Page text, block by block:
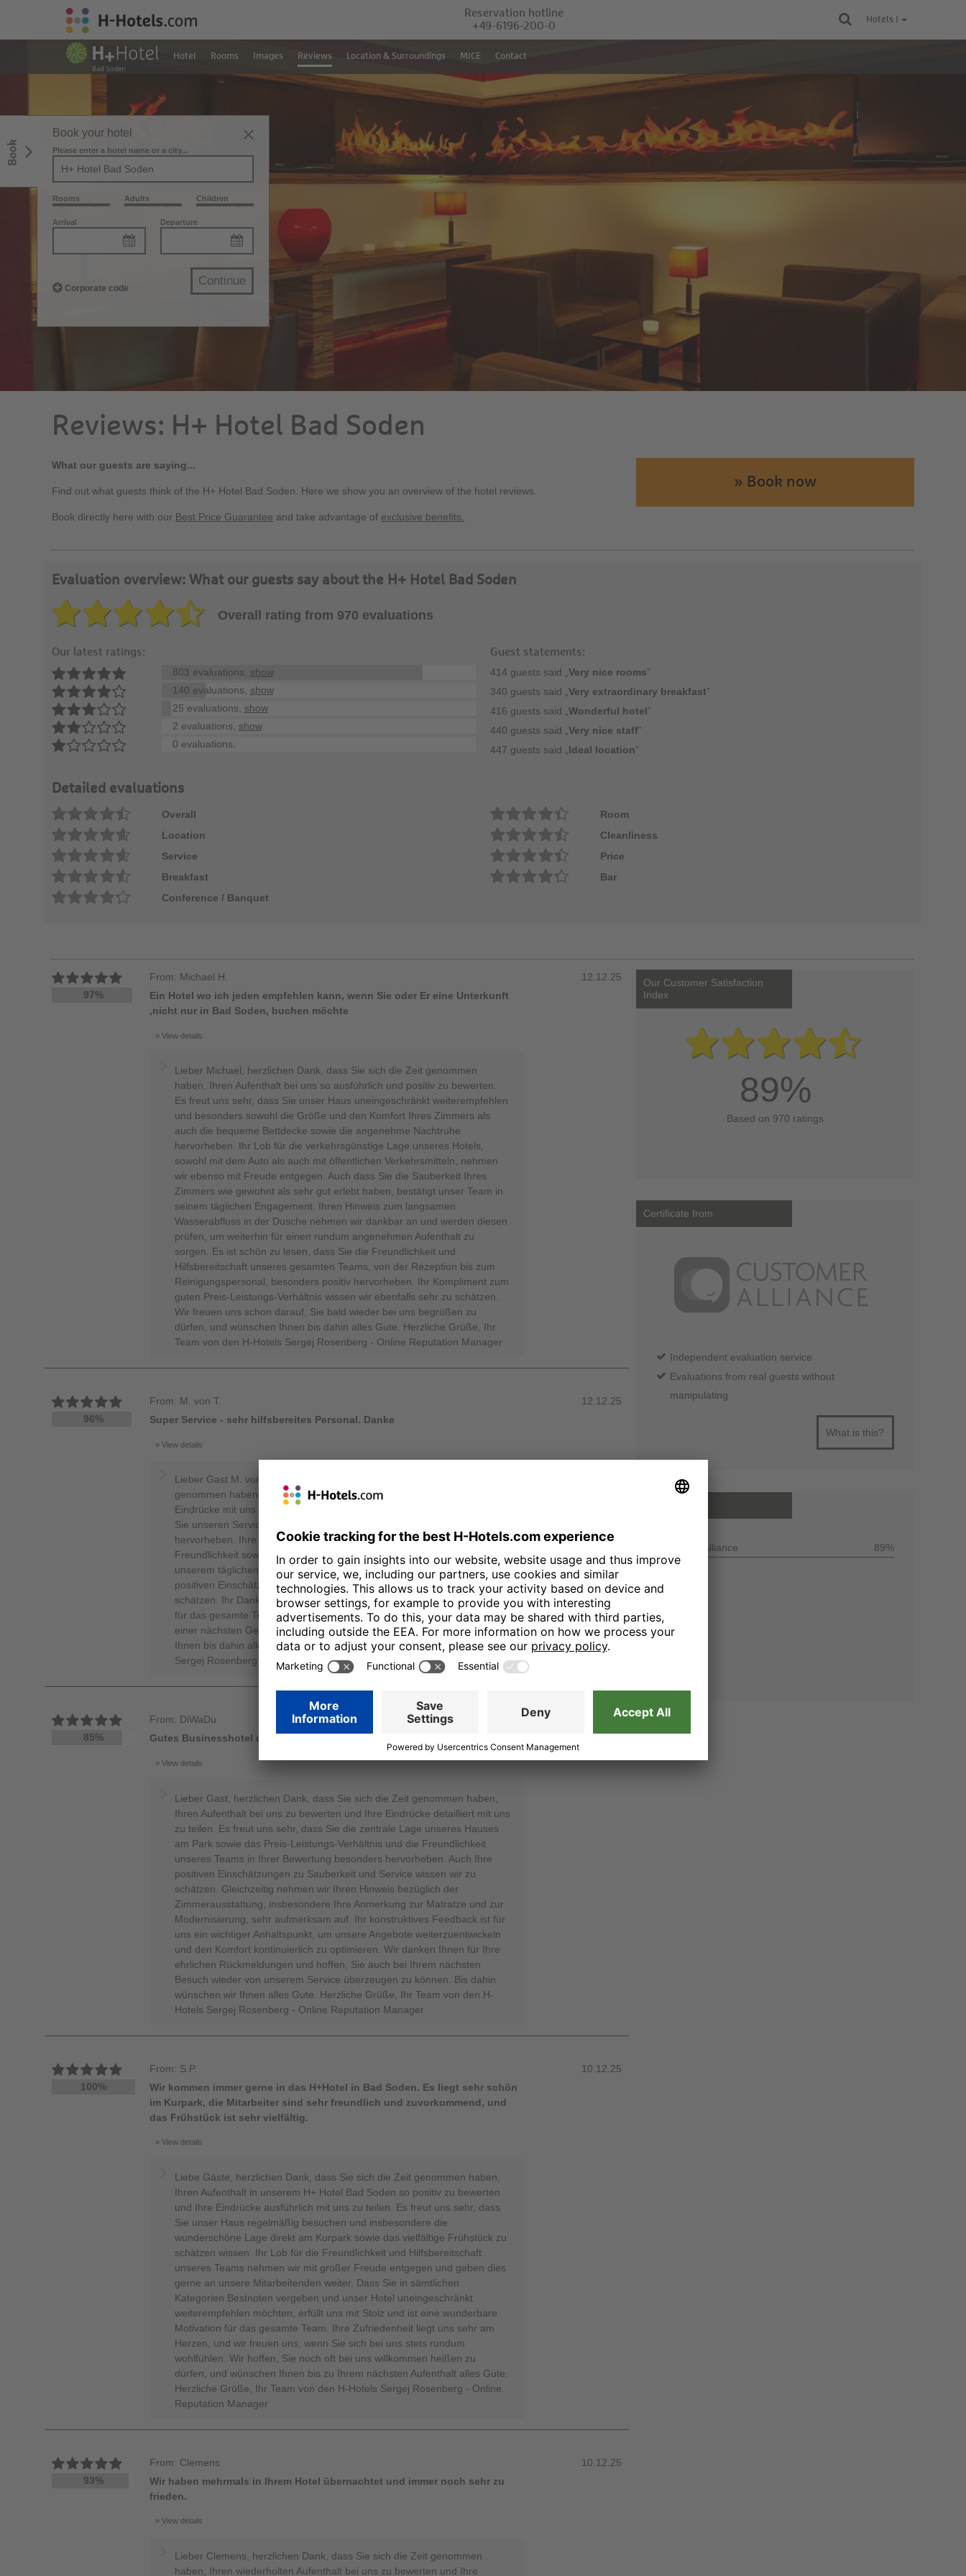
Reservation hotline
+49-6196-200-0
Hotels |
Hotel Rooms Images Reviews Location & Surroundings MICE Contact
Book
Book your hotel
Please enter a hotel name or a city...
Rooms Adults Children
Arrival Departure
Corporate code
Continue
Reviews: H+ Hotel Bad Soden
What our guests are saying...
Find out what guests think of the H+ Hotel Bad Soden. Here we show you an overview of the hotel reviews.
Book directly here with our Best Price Guarantee and take advantage of exclusive benefits.
» Book now
Evaluation overview: What our guests say about the H+ Hotel Bad Soden
Overall rating from 970 evaluations
Our latest ratings:
803 evaluations, show
140 evaluations, show
25 evaluations, show
2 evaluations, show
0 evaluations,
Guest statements:
414 guests said „ Very nice rooms”
340 guests said „ Very extraordinary breakfast”
416 guests said „ Wonderful hotel”
440 guests said „ Very nice staff”
447 guests said „ Ideal location”
Detailed evaluations
Overall
Room
Location
Cleanliness
Service
Price
Breakfast
Bar
Conference / Banquet
97%
From: Michael H.
Ein Hotel wo ich jeden empfehlen kann, wenn Sie oder Er eine Unterkunft
,nicht nur in Bad Soden, buchen möchte
View details
Lieber Michael, herzlichen Dank, dass Sie sich die Zeit genommen
haben, Ihren Aufenthalt bei uns so ausführlich und positiv zu bewerten.
Es freut uns sehr, dass Sie unser Haus uneingeschränkt weiterempfehlen
und besonders sowohl die Größe und den Komfort Ihres Zimmers als
auch die bequeme Bettdecke sowie die angenehme Nachtruhe
hervorheben. Ihr Lob für die verkehrsgünstige Lage unseres Hotels,
sowohl mit dem Auto als auch mit öffentlichen Verkehrsmitteln, nehmen
wir ebenso mit Freude entgegen. Auch dass Sie die Sauberkeit Ihres
Zimmers wie gewohnt als sehr gut erlebt haben, bestätigt unser Team in
seinem täglichen Engagement. Ihren Hinweis zum langsamen
Wasserabfluss in der Dusche nehmen wir dankbar an und werden diesen
prüfen, um weiterhin für einen rundum angenehmen Aufenthalt zu
sorgen. Es ist schön zu lesen, dass Sie die Freundlichkeit und
Hilfsbereitschaft unseres gesamten Teams, von der Rezeption bis zum
Reinigungspersonal, besonders positiv hervorheben. Ihr Kompliment zum
guten Preis-Leistungs-Verhältnis wissen wir ebenfalls sehr zu schätzen.
Wir freuen uns schon darauf, Sie bald wieder bei uns begrüßen zu
dürfen, und wünschen Ihnen bis dahin alles Gute. Herzliche Grüße, Ihr
Team von den H-Hotels Sergej Rosenberg - Online Reputation Manager
12.12.25
96%
From: M. von T.
Super Service - sehr hilfsbereites Personal. Danke
View details
Lieber Gast M. von Thadisburg, herzlichen Dank, dass Sie sich die Zeit
genommen haben, Ihren Aufenthalt so positiv zu bewerten und Ihre
Eindrücke mit uns zu teilen. Es freut uns außerordentlich zu lesen, dass
Sie unseren Service und die Hilfsbereitschaft unseres Teams besonders
hervorheben. Ihre ausgezeichneten Bewertungen zur Sauberkeit,
Freundlichkeit sowie zum Preis-Leistungs-Verhältnis bestätigen uns in
unserem täglichen Engagement für das Wohl unserer Gäste. Auch Ihre
positiven Einschätzungen zu Zimmerqualität und Lage wissen wir sehr zu
schätzen. Ihr Dank und die hohe Bereitschaft zur Weiterempfehlung sind
für das gesamte Team eine wunderbare Motivation. Wir hoffen, Sie bei
einer nächsten Gelegenheit erneut begrüßen zu dürfen, und wünschen
Ihnen bis dahin alles Gute. Herzliche Grüße, Ihr Team von den H-Hotels
Sergej Rosenberg - Online Reputation Manager
12.12.25
85%
From: DiWaDu
Gutes Businesshotel das irgendwann mal renoviert werden kömnte.
View details
Lieber Gast, herzlichen Dank, dass Sie sich die Zeit genommen haben,
Ihren Aufenthalt bei uns zu bewerten und Ihre Eindrücke detailliert mit uns
zu teilen. Es freut uns sehr, dass Sie die zentrale Lage unseres Hauses
am Park sowie das Preis-Leistungs-Verhältnis und die Freundlichkeit
unseres Teams in Ihrer Bewertung besonders hervorheben. Auch Ihre
positiven Einschätzungen zu Sauberkeit und Service wissen wir zu
schätzen. Gleichzeitig nehmen wir Ihren Hinweis bezüglich der
Zimmerausstattung, insbesondere Ihre Anmerkung zur Matratze und zur
Modernisierung, sehr aufmerksam auf. Ihr konstruktives Feedback ist für
uns ein wichtiger Anhaltspunkt, um unsere Angebote weiterzuentwickeln
und den Komfort kontinuierlich zu optimieren. Wir danken Ihnen für Ihre
ehrlichen Rückmeldungen und hoffen, Sie auch bei Ihrem nächsten
Besuch wieder von unserem Service überzeugen zu können. Bis dahin
wünschen wir Ihnen alles Gute. Herzliche Grüße, Ihr Team von den H-
Hotels Sergej Rosenberg - Online Reputation Manager
11.12.25
100%
From: S.P.
Wir kommen immer gerne in das H+Hotel in Bad Soden. Es liegt sehr schön
im Kurpark, die Mitarbeiter sind sehr freundlich und zuvorkommend, und
das Frühstück ist sehr vielfältig.
View details
Liebe Gäste, herzlichen Dank, dass Sie sich die Zeit genommen haben,
Ihren Aufenthalt in unserem H+ Hotel Bad Soden so positiv zu bewerten
und Ihre Eindrücke ausführlich mit uns zu teilen. Es freut uns sehr, dass
Sie unser Haus regelmäßig besuchen und insbesondere die
wunderschöne Lage direkt am Kurpark sowie das vielfältige Frühstück zu
schätzen wissen. Ihr Lob für die Freundlichkeit und Hilfsbereitschaft
unseres Teams nehmen wir mit großer Freude entgegen und geben dies
gerne an unsere Mitarbeitenden weiter. Dass Sie in sämtlichen
Kategorien Bestnoten vergeben und unser Hotel uneingeschränkt
weiterempfehlen möchten, erfüllt uns mit Stolz und ist eine wunderbare
Motivation für das gesamte Team. Ihre Zufriedenheit liegt uns sehr am
Herzen, und wir freuen uns, wenn Sie sich bei uns stets rundum
wohlfühlen. Wir hoffen, Sie noch oft bei uns willkommen heißen zu
dürfen, und wünschen Ihnen bis zu Ihrem nächsten Aufenthalt alles Gute.
Herzliche Grüße, Ihr Team von den H-Hotels Sergej Rosenberg - Online
Reputation Manager
10.12.25
93%
From: Clemens
Wir haben mehrmals in Ihrem Hotel übernachtet und immer noch sehr zu
frieden.
View details
Lieber Clemens, herzlichen Dank, dass Sie sich die Zeit genommen
haben, Ihren wiederholten Aufenthalt bei uns zu bewerten und Ihre
10.12.25
Our Customer Satisfaction
Index
89%
Based on 970 ratings
Certificate from
Independent evaluation service
Evaluations from real guests without
manipulating
What is this?
Customer Alliance 89%